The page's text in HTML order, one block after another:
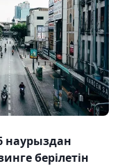
наурыздан
берілетін